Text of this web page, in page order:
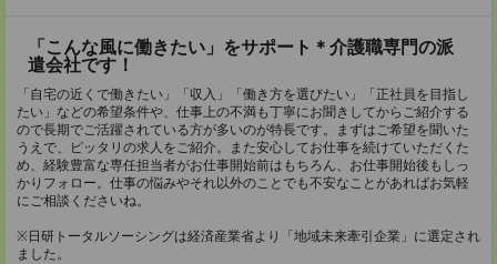
「こんな風に働きたい」をサポート＊介護職専門の派
遣会社です！
「自宅の近くで働きたい」「収入」「働き方を選びたい」「正社員を目指し
たい」などの希望条件や、仕事上の不満も丁寧にお聞きしてからご紹介する
ので長期でご活躍されている方が多いのが特長です。まずはご希望を聞いた
うえで、ピッタリの求人をご紹介。また安心してお仕事を続けていただくた
め、経験豊富な専任担当者がお仕事開始前はもちろん、お仕事開始後もしっ
かりフォロー。仕事の悩みやそれ以外のことでも不安なことがあればお気軽
にご相談くださいね。
※日研トータルソーシングは経済産業省より「地域未来牽引企業」に選定され
ました。